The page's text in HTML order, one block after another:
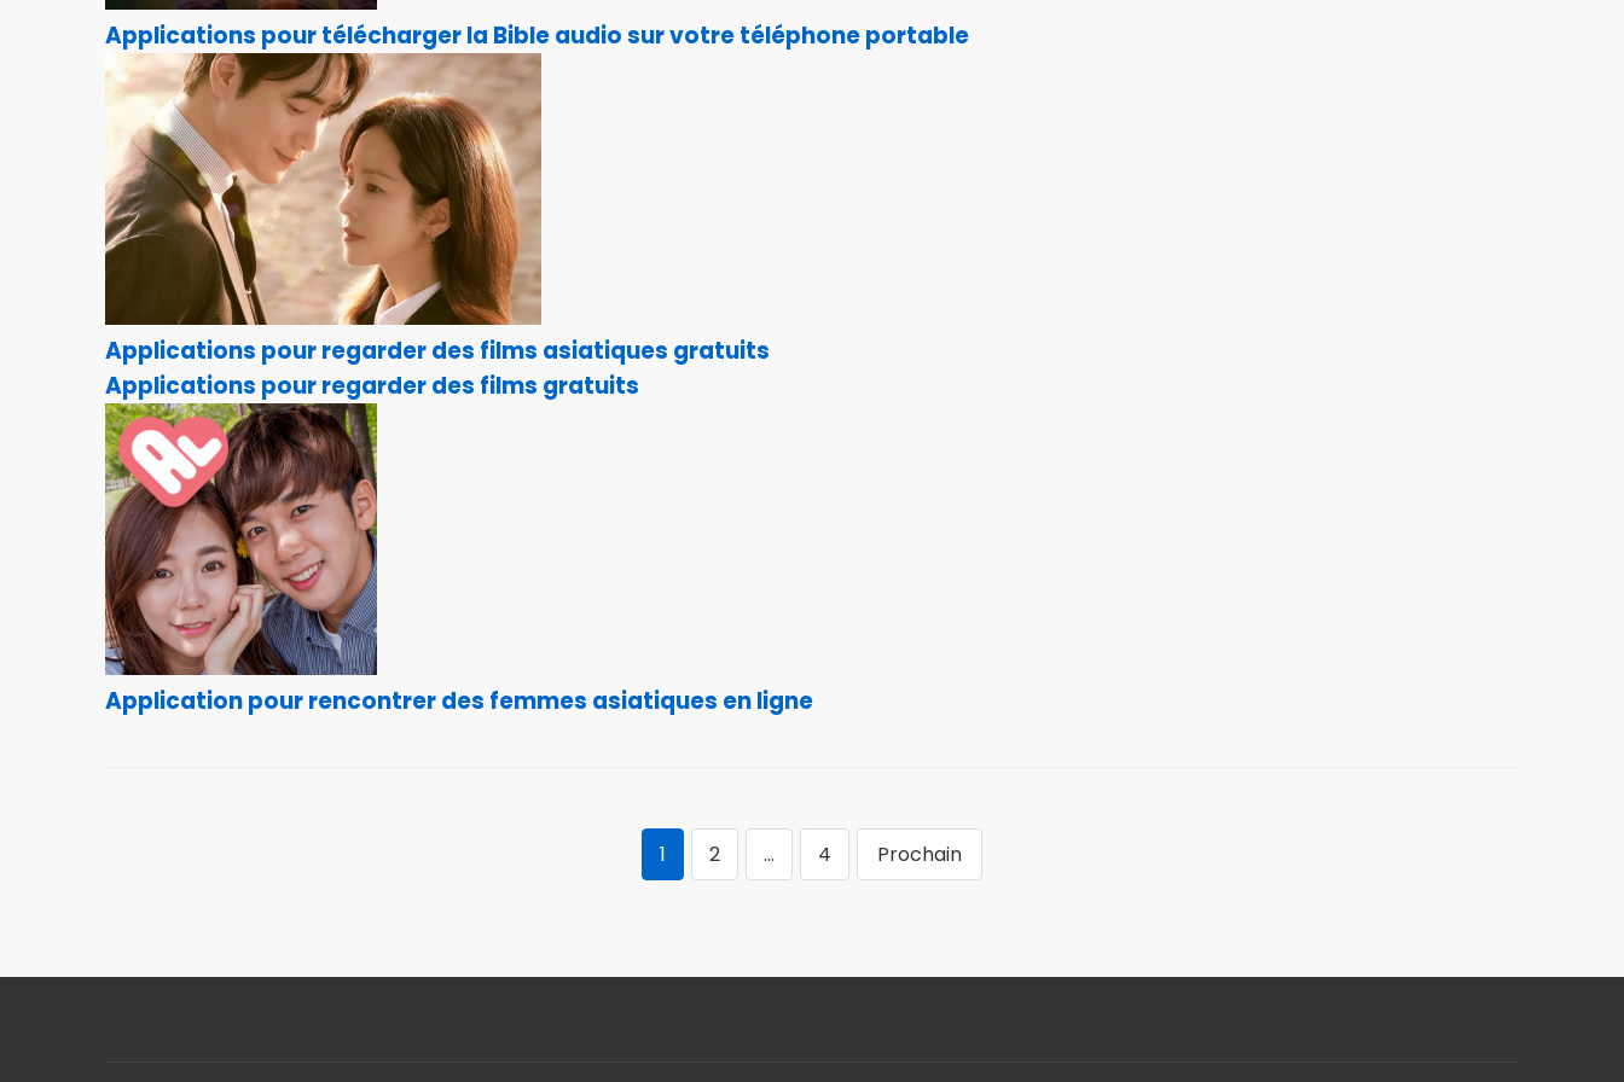
Applications pour télécharger la Bible audio sur votre téléphone portable
Applications pour regarder des films asiatiques gratuits
Applications pour regarder des films gratuits
Application pour rencontrer des femmes asiatiques en ligne
Navigation
articles
1 2 … 4 Prochain